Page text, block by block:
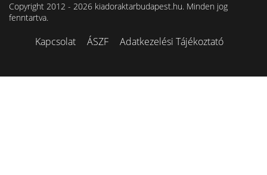
Copyright 2012 - 2026 kiadoraktarbudapest.hu. Minden jog
fenntartva.
Kapcsolat ÁSZF Adatkezelési Tájékoztató